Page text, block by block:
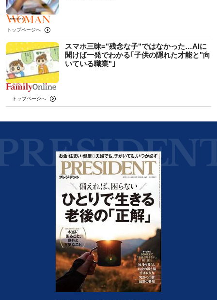
トップページへ
スマホ三昧="残念な子"ではなかった…AIに
聞けば一発でわかる｢子供の隠れた才能と"向
いている職業"｣
トップページへ